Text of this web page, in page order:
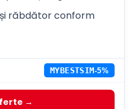
răbdător conform
MYBESTSIM-5%
→